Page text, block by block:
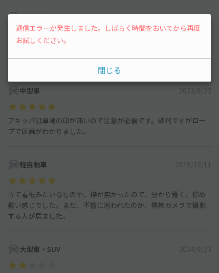
軽自動車 2024/4/30
低価格で利用出来て、比較的停めやすいので大変ありがたいで
す。
中型車 2023/9/23
アキッパ駐車場の印が無いので注意が必要です。砂利ですがロー
プで区画がわかりました。
軽自動車 2019/12/11
立て看板みたいなものや、枠が無かったので、分かり難く、停め
難い感じでした。また、不審に思われたのか、携帯カメラで撮影
する人が居ました。
大型車・SUV 2024/9/23
通信エラーが発生しました。しばらく時間をおいてから再度
お試しください。
閉じる